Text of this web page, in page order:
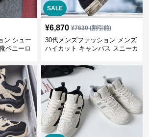
ン シュー
ペニーロ
SALE
¥6,870 ¥7630(割引前)
30代メンズファッション メンズ
ハイカット キャンバス スニーカ